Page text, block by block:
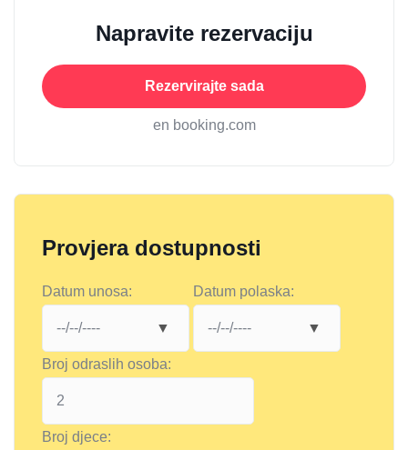
Napravite rezervaciju
Rezervirajte sada
en booking.com
Provjera dostupnosti
Datum unosa: Datum polaska:
Broj odraslih osoba:
Broj djece: